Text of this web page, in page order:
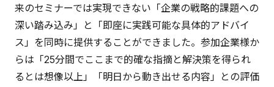
来のセミナーでは実現できない「企業の戦略的課題への
深い踏み込み」と「即座に実践可能な具体的アドバイ
ス」を同時に提供することができました。参加企業様か
らは「25分間でここまで的確な指摘と解決策を得られ
るとは想像以上」「明日から動き出せる内容」との評価